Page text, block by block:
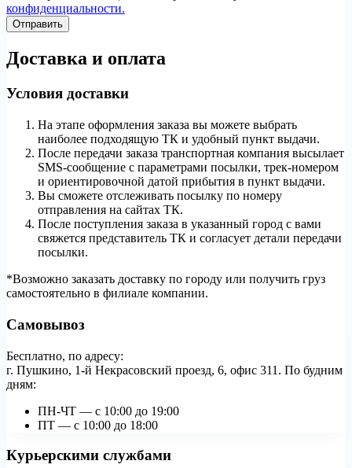
конфиденциальности.
Отправить
Доставка и оплата
Условия доставки
На этапе оформления заказа вы можете выбрать
наиболее подходящую ТК и удобный пункт выдачи.
После передачи заказа транспортная компания высылает
SMS-сообщение с параметрами посылки, трек-номером
и ориентировочной датой прибытия в пункт выдачи.
Вы сможете отслеживать посылку по номеру
отправления на сайтах ТК.
После поступления заказа в указанный город с вами
свяжется представитель ТК и согласует детали передачи
посылки.
*Возможно заказать доставку по городу или получить груз
самостоятельно в филиале компании.
Самовывоз
Бесплатно, по адресу:
г. Пушкино, 1-й Некрасовский проезд, 6, офис 311. По будним
дням:
ПН-ЧТ — с 10:00 до 19:00
ПТ — с 10:00 до 18:00
Курьерскими службами